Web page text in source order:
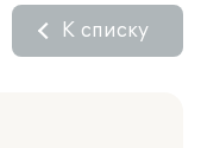
К списку